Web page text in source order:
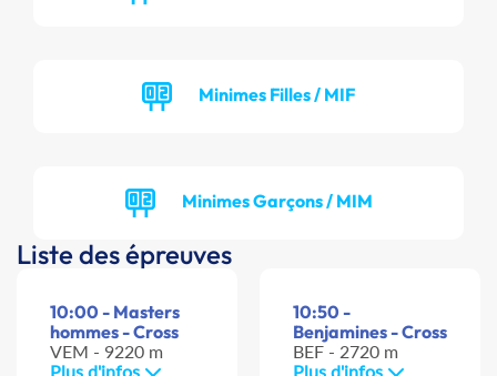
Minimes Filles / MIF
Minimes Garçons / MIM
Liste des épreuves
10:00 - Masters
hommes - Cross
VEM - 9220 m
Plus d'infos
10:50 -
Benjamines - Cross
BEF - 2720 m
Plus d'infos